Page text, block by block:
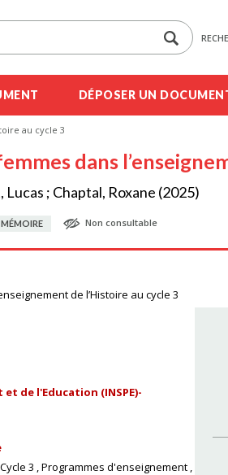
DÉPOSER UN
au cycle 3
dans
Lucas ; Chaptal, Roxane (2025)
MÉMOIRE Non consultable
de l’Histoire au cycle 3
de l'Education (INSPE)-
Cycle 3 Programmes d'enseignement